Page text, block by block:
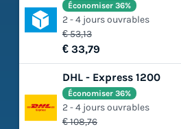
€ 53,13
€ 33,79
Économiser 36%
2 - 4 jours ouvrables
DHL - Express 1200
€ 108,76
Économiser 36%
2 - 4 jours ouvrables